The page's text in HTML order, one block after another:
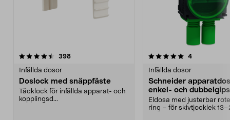
398recensioner
Infällda dosor
Doslock med snäppfäste
Täcklock för infällda apparat- och
kopplingsd...
5.0 av 5 stjärnor 4recensioner
Infällda dosor
Schneider
enkel- och
Eldosa med justerbar
ring – för skivtjocklek
4.5 av 5 stjärnor